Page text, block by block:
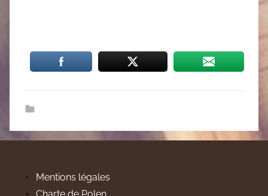
Mentions légales